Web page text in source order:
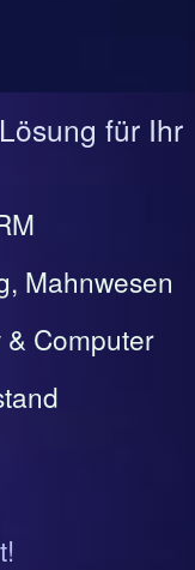
für Ihr
Mahnwesen
Computer